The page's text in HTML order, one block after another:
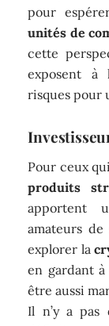
pour
unités de
cette
exposent à
risques pour
Pour ceux
produits
apportent
amateurs
explorer la
en gardant
être aussi
Il n’y a pas